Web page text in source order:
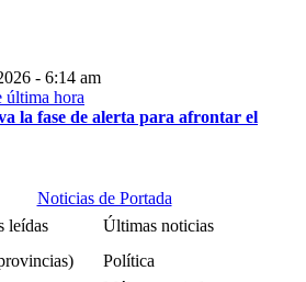
- 6:14 am
la fase de alerta para afrontar el
Noticias de Portada
leídas
Últimas noticias
Política